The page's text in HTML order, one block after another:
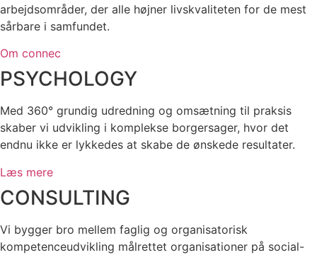
arbejdsområder, der alle højner livskvaliteten for de mest
sårbare i samfundet.
Om connec
PSYCHOLOGY
Med 360° grundig udredning og omsætning til praksis
skaber vi udvikling i komplekse borgersager, hvor det
endnu ikke er lykkedes at skabe de ønskede resultater.
Læs mere
CONSULTING
Vi bygger bro mellem faglig og organisatorisk
kompetenceudvikling målrettet organisationer på social-